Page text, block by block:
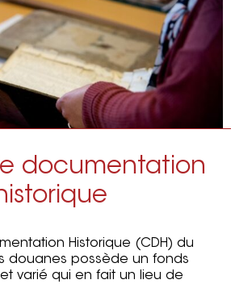
documentation
Historique (CDH) du
douanes possède un fonds
varié qui en fait un lieu de